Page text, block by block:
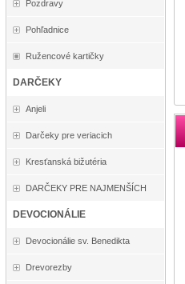
Pozdravy
Pohľadnice
Ružencové kartičky
DARČEKY
Anjeli
Darčeky pre veriacich
Kresťanská bižutéria
DARČEKY PRE NAJMENŠÍCH
DEVOCIONÁLIE
Devocionálie sv. Benedikta
Drevorezby